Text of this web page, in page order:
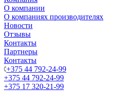
О компании
О компаниях производителях
Новости
Отзывы
Контакты
Партнеры
Контакты
+375 44 792-24-99
+375 44 792-24-99
+375 17 320-21-99